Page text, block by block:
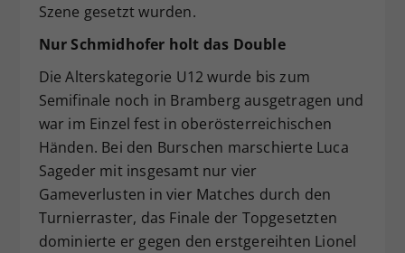
Szene gesetzt wurden.
Nur Schmidhofer holt das Double
Die Alterskategorie U12 wurde bis zum
Semifinale noch in Bramberg ausgetragen und
war im Einzel fest in oberösterreichischen
Händen. Bei den Burschen marschierte Luca
Sageder mit insgesamt nur vier
Gameverlusten in vier Matches durch den
Turnierraster, das Finale der Topgesetzten
dominierte er gegen den erstgereihten Lionel